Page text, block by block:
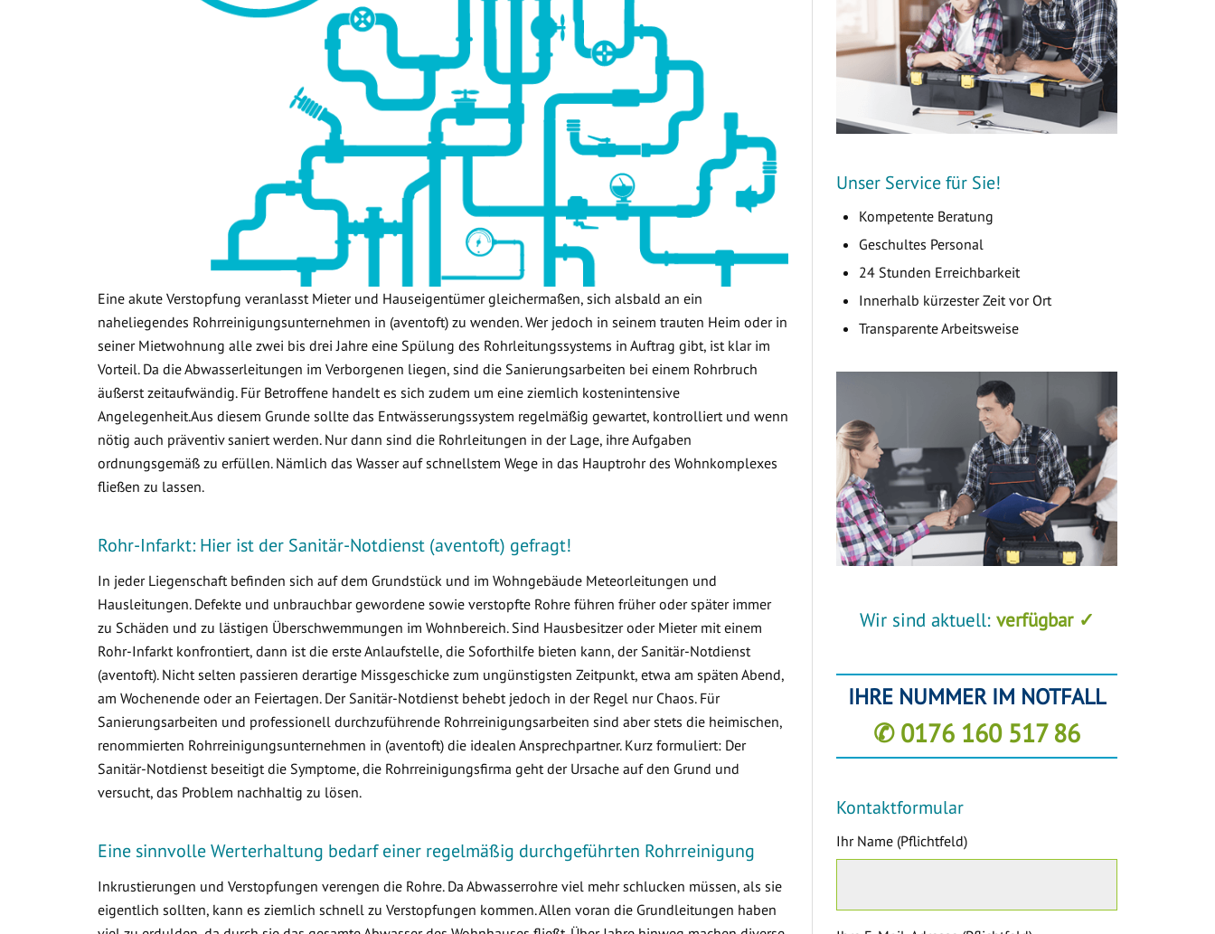
Eine akute Verstopfung veranlasst Mieter und Hauseigentümer gleichermaßen, sich alsbald an ein
naheliegendes Rohrreinigungsunternehmen in (aventoft) zu wenden. Wer jedoch in seinem trauten Heim oder in
seiner Mietwohnung alle zwei bis drei Jahre eine Spülung des Rohrleitungssystems in Auftrag gibt, ist klar im
Vorteil. Da die Abwasserleitungen im Verborgenen liegen, sind die Sanierungsarbeiten bei einem Rohrbruch
äußerst zeitaufwändig. Für Betroffene handelt es sich zudem um eine ziemlich kostenintensive
Angelegenheit.Aus diesem Grunde sollte das Entwässerungssystem regelmäßig gewartet, kontrolliert und wenn
nötig auch präventiv saniert werden. Nur dann sind die Rohrleitungen in der Lage, ihre Aufgaben
ordnungsgemäß zu erfüllen. Nämlich das Wasser auf schnellstem Wege in das Hauptrohr des Wohnkomplexes
fließen zu lassen.
Rohr-Infarkt: Hier ist der Sanitär-Notdienst (aventoft) gefragt!
In jeder Liegenschaft befinden sich auf dem Grundstück und im Wohngebäude Meteorleitungen und
Hausleitungen. Defekte und unbrauchbar gewordene sowie verstopfte Rohre führen früher oder später immer
zu Schäden und zu lästigen Überschwemmungen im Wohnbereich. Sind Hausbesitzer oder Mieter mit einem
Rohr-Infarkt konfrontiert, dann ist die erste Anlaufstelle, die Soforthilfe bieten kann, der Sanitär-Notdienst
(aventoft). Nicht selten passieren derartige Missgeschicke zum ungünstigsten Zeitpunkt, etwa am späten Abend,
am Wochenende oder an Feiertagen. Der Sanitär-Notdienst behebt jedoch in der Regel nur Chaos. Für
Sanierungsarbeiten und professionell durchzuführende Rohrreinigungsarbeiten sind aber stets die heimischen,
renommierten Rohrreinigungsunternehmen in (aventoft) die idealen Ansprechpartner. Kurz formuliert: Der
Sanitär-Notdienst beseitigt die Symptome, die Rohrreinigungsfirma geht der Ursache auf den Grund und
versucht, das Problem nachhaltig zu lösen.
Eine sinnvolle Werterhaltung bedarf einer regelmäßig durchgeführten Rohrreinigung
Inkrustierungen und Verstopfungen verengen die Rohre. Da Abwasserrohre viel mehr schlucken müssen, als sie
eigentlich sollten, kann es ziemlich schnell zu Verstopfungen kommen. Allen voran die Grundleitungen haben
Unser Service für Sie!
Kompetente Beratung
Geschultes Personal
24 Stunden Erreichbarkeit
Innerhalb kürzester Zeit vor Ort
Transparente Arbeitsweise
Wir sind aktuell: verfügbar ✓
IHRE NUMMER IM NOTFALL
✆ 0176 160 517 86
Kontaktformular
Ihr Name (Pflichtfeld)